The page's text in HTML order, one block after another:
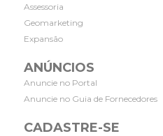
Assessoria
Geomarketing
Expansão
ANÚNCIOS
Anuncie no Portal
Anuncie no Guia de Fornecedores
CADASTRE-SE